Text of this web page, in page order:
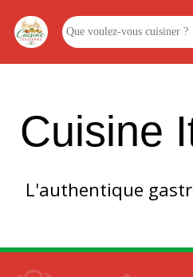
Cuisine
L'authentique